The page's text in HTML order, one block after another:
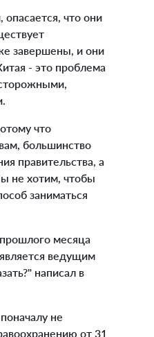
что они
завершены, и они
- это проблема
что
большинство
правительства, а
не хотим, чтобы
заниматься
месяца
ведущим
написал в
не
от 31